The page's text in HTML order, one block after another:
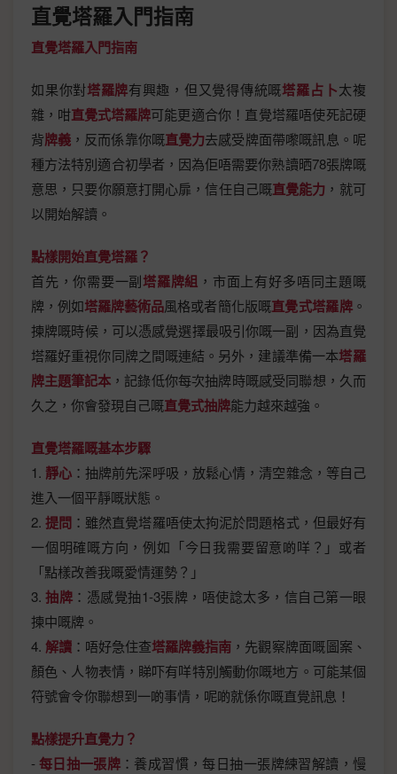
直覺塔羅入門指南
直覺塔羅入門指南
如果你對塔羅牌有興趣，但又覺得傳統嘅塔羅占卜太複
雜，咁直覺式塔羅牌可能更適合你！直覺塔羅唔使死記硬
背牌義 ，反而係靠你嘅直覺力去感受牌面帶嚟嘅訊息。呢
種方法特別適合初學者，因為佢唔需要你熟讀晒78張牌嘅
意思，只要你願意打開心扉，信任自己嘅直覺能力 ，就可
以開始解讀。
點樣開始直覺塔羅？
首先，你需要一副塔羅牌組 ，市面上有好多唔同主題嘅
牌，例如塔羅牌藝術品風格或者簡化版嘅直覺式塔羅牌 。
揀牌嘅時候，可以憑感覺選擇最吸引你嘅一副，因為直覺
塔羅好重視你同牌之間嘅連結。另外，建議準備一本塔羅
牌主題筆記本 ，記錄低你每次抽牌時嘅感受同聯想，久而
久之，你會發現自己嘅直覺式抽牌能力越來越強。
直覺塔羅嘅基本步驟
1. 靜心 ：抽牌前先深呼吸，放鬆心情，清空雜念，等自己
進入一個平靜嘅狀態。
2. 提問 ：雖然直覺塔羅唔使太拘泥於問題格式，但最好有
一個明確嘅方向，例如「今日我需要留意啲咩？」或者
「點樣改善我嘅愛情運勢？」
3. 抽牌 ：憑感覺抽1-3張牌，唔使諗太多，信自己第一眼
揀中嘅牌。
4. 解讀 ：唔好急住查塔羅牌義指南 ，先觀察牌面嘅圖案、
顏色、人物表情，睇吓有咩特別觸動你嘅地方。可能某個
符號會令你聯想到一啲事情，呢啲就係你嘅直覺訊息！
點樣提升直覺力？
- 每日抽一張牌 ：養成習慣，每日抽一張牌練習解讀，慢